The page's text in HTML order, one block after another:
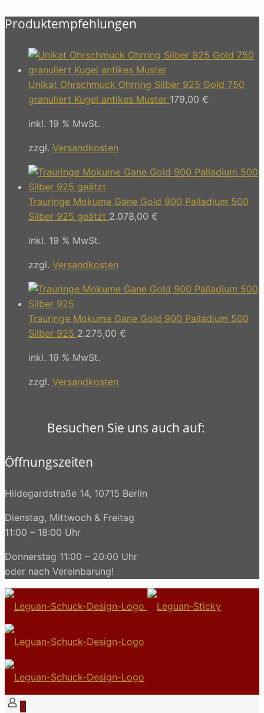
Produktempfehlungen
Unikat Ohrschmuck Ohrring Silber 925 Gold 750
granuliert Kugel antikes Muster 179,00 €
inkl. 19 % MwSt.
zzgl. Versandkosten
Trauringe Mokume Gane Gold 900 Palladium 500
Silber 925 geätzt 2.078,00 €
inkl. 19 % MwSt.
zzgl. Versandkosten
Trauringe Mokume Gane Gold 900 Palladium 500
Silber 925 2.275,00 €
inkl. 19 % MwSt.
zzgl. Versandkosten
Besuchen Sie uns auch auf:
Öffnungszeiten
Hildegardstraße 14, 10715 Berlin
Dienstag, Mittwoch & Freitag
11:00 – 18:00 Uhr
Donnerstag 11:00 – 20:00 Uhr
oder nach Vereinbarung!
0